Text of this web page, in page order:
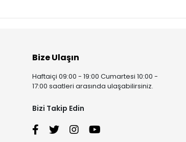
Bize Ulaşın
Haftaiçi 09:00 - 19:00 Cumartesi 10:00 -
17:00 saatleri arasında ulaşabilirsiniz.
Bizi Takip Edin